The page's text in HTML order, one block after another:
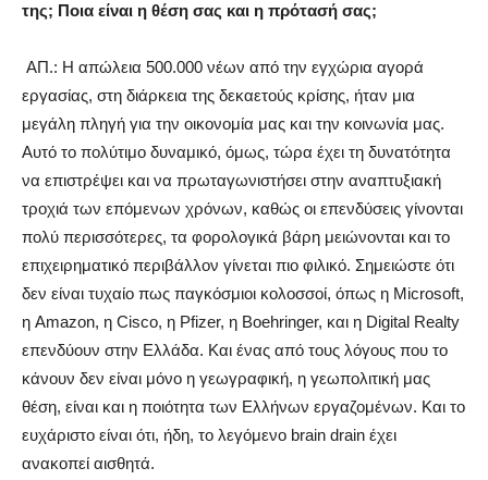
της; Ποια είναι η θέση σας και η πρότασή σας;
ΑΠ.: Η απώλεια 500.000 νέων από την εγχώρια αγορά
εργασίας, στη διάρκεια της δεκαετούς κρίσης, ήταν μια
μεγάλη πληγή για την οικονομία μας και την κοινωνία μας.
Αυτό το πολύτιμο δυναμικό, όμως, τώρα έχει τη δυνατότητα
να επιστρέψει και να πρωταγωνιστήσει στην αναπτυξιακή
τροχιά των επόμενων χρόνων, καθώς οι επενδύσεις γίνονται
πολύ περισσότερες, τα φορολογικά βάρη μειώνονται και το
επιχειρηματικό περιβάλλον γίνεται πιο φιλικό. Σημειώστε ότι
δεν είναι τυχαίο πως παγκόσμιοι κολοσσοί, όπως η Microsoft,
η Amazon, η Cisco, η Pfizer, η Boehringer, και η Digital Realty
επενδύουν στην Ελλάδα. Και ένας από τους λόγους που το
κάνουν δεν είναι μόνο η γεωγραφική, η γεωπολιτική μας
θέση, είναι και η ποιότητα των Ελλήνων εργαζομένων. Και το
ευχάριστο είναι ότι, ήδη, το λεγόμενο brain drain έχει
ανακοπεί αισθητά.